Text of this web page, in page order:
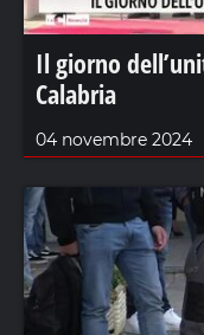
Il giorno
Calabria
04 novembre 2024